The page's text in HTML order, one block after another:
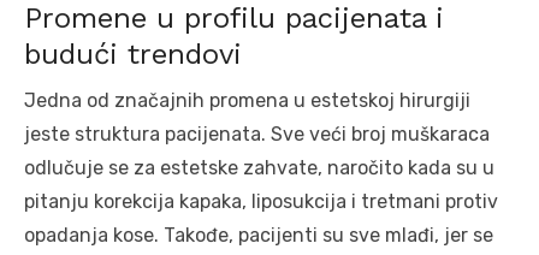
Promene u profilu pacijenata i
budući trendovi
Jedna od značajnih promena u estetskoj hirurgiji
jeste struktura pacijenata. Sve veći broj muškaraca
odlučuje se za estetske zahvate, naročito kada su u
pitanju korekcija kapaka, liposukcija i tretmani protiv
opadanja kose. Takođe, pacijenti su sve mlađi, jer se